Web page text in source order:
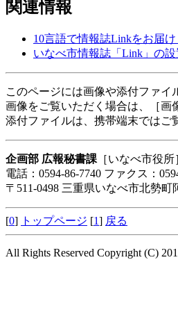
関連情報
10言語で情報誌Linkをお届け
いなべ市情報誌「Link」の
このページには画像や添付ファイ
画像をご覧いただく場合は、［画
添付ファイルは、携帯端末ではご
企画部 広報秘書課 ［いなべ市役所
電話：0594-86-7740 ファクス：
〒511-0498 三重県いなべ市北勢町
[0] トップページ [1] 戻る
All Rights Reserved Copyright (C)